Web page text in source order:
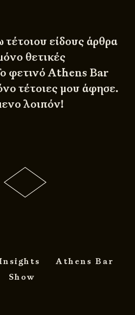
είδους άρθρα
θετικές
φετινό Athens Bar
τέτοιες μου άφησε.
λοιπόν!
Athens Bar
Show